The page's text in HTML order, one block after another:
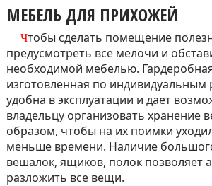
МЕБЕЛЬ ДЛЯ ПРИХОЖЕЙ
Чтобы сделать помещение полезным, необходимо
предусмотреть все мелочи и
необходимой мебелью.
изготовленная по
удобна в эксплуатации и дает
владельцу организовать хранение
образом, чтобы на их поимки
меньше времени. Наличие
вешалок, ящиков, полок позволяет
разложить все вещи.